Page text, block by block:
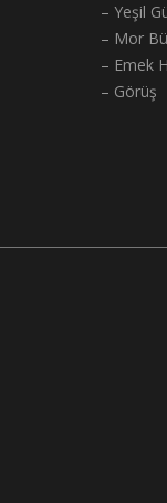
– Yeşil
– Mor
– Emek
– Görüş